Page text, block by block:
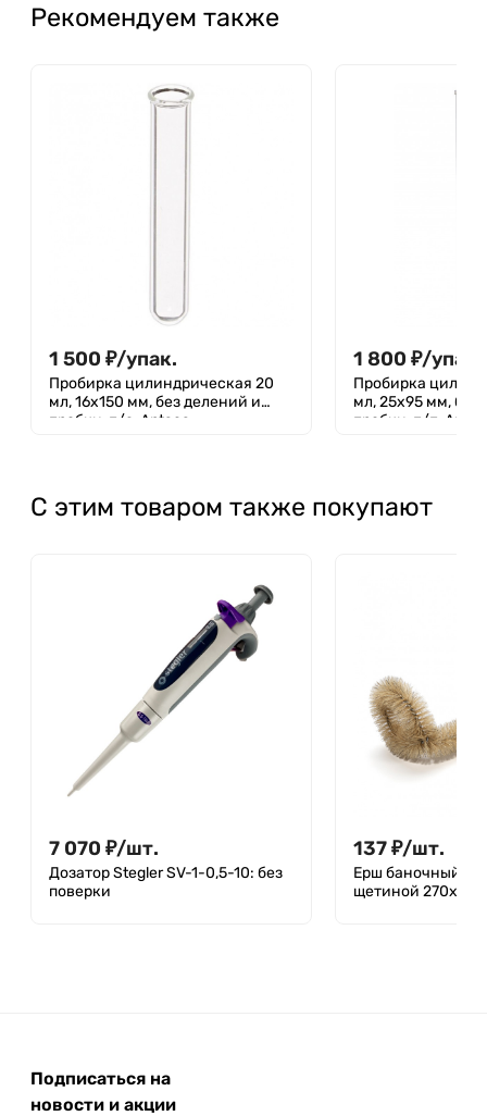
Рекомендуем также
1 500 ₽/упак.
Пробирка цилиндрическая 20
мл, 16х150 мм, без делений и
пробки, п/с, Aptaca
1 800 ₽/упак.
Пробирка
мл, 25х95 мм, без
пробки, п/п,
С этим товаром также покупают
7 070 ₽/шт.
Дозатор Stegler SV-1-0,5-10: без
поверки
137₽/шт.
Ерш баночный с
щетиной
Подписаться на
новости и акции